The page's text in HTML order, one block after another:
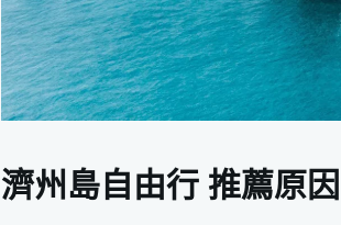
濟州島自由行 推薦原因